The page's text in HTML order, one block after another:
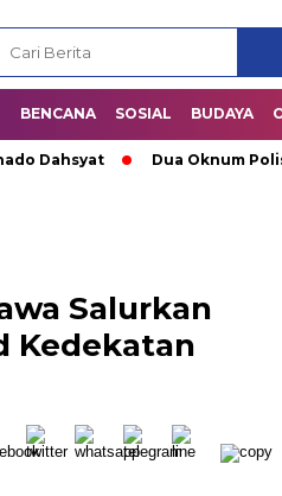
BENCANA SOSIAL BUDAYA
Dua Oknum Polisi di
Salurkan
Kedekatan